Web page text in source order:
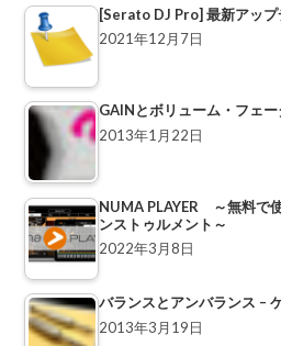
[Serato DJ Pro] 最新アップ
2021年12月7日
GAINとボリューム・フェ
2013年1月22日
NUMA PLAYER ～無料で
ンストゥルメント～
2022年3月8日
バランスとアンバランス –
2013年3月19日